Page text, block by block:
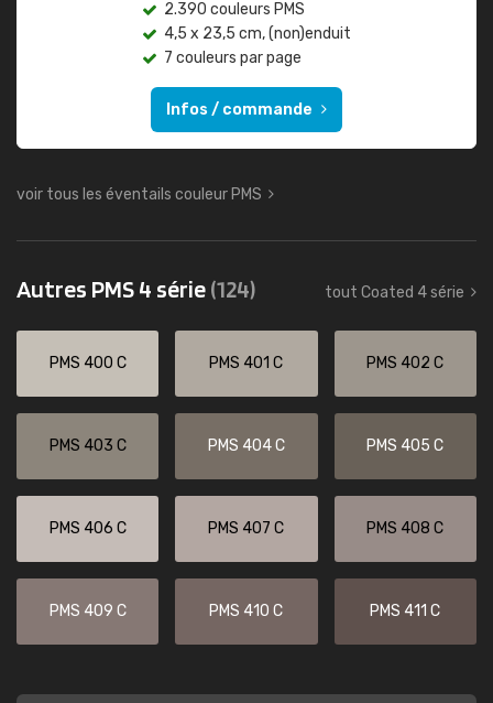
2.390 couleurs PMS
4,5 x 23,5 cm, (non)enduit
7 couleurs par page
Infos / commande
voir tous les éventails couleur PMS
Autres PMS 4 série(124) tout Coated 4 série
PMS 400 C PMS 401 C PMS 402 C
PMS 403 C PMS 404 C PMS 405 C
PMS 406 C PMS 407 C PMS 408 C
PMS 409 C PMS 410 C PMS 411 C